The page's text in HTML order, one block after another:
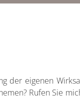
der eigenen
Rufen Sie